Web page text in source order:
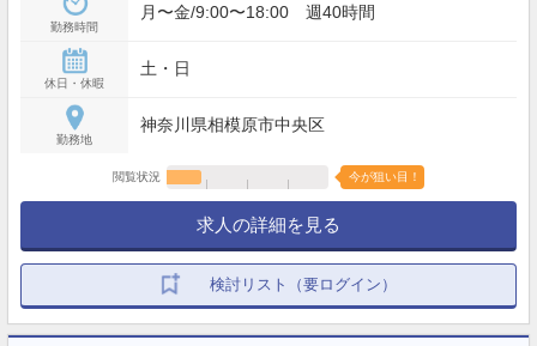
勤務時間
月〜金/9:00〜18:00 週40時間
休日・休暇
土・日
勤務地
神奈川県相模原市中央区
閲覧状況 今が狙い目！
求人の詳細を見る
検討リスト（要ログイン）